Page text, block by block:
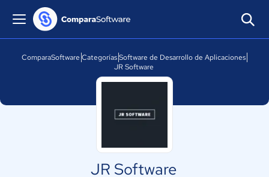
ComparaSoftware CategoríasSoftware de Desarrollo de Aplicaciones
JR Software
JR Software